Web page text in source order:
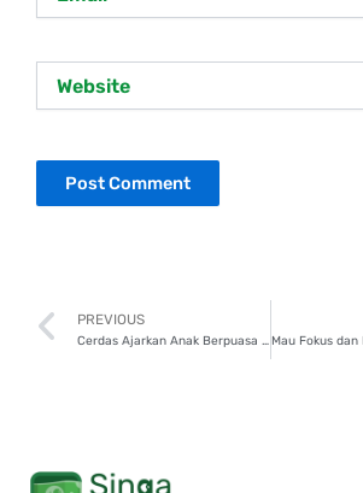
Prev
PREVIOUS
Cerdas Ajarkan Anak Berpuasa Sejak Dini, Simak 7 Tipsnya!